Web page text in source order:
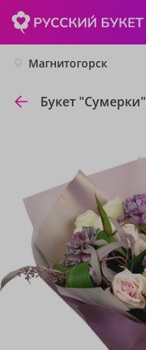
Магнитогорск
Букет "Сумерки"